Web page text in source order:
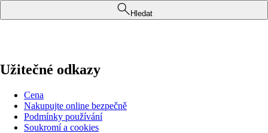
Hledat
Užitečné odkazy
Cena
Nakupujte online bezpečně
Podmínky používání
Soukromí a cookies